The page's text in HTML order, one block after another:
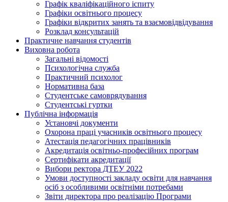
Графік кваліфікаційного іспиту
Графіки освітнього процесу
Графіки відкритих занять та взаємовідвідування
Розклад консультацій
Практичне навчання студентів
Виховна робота
Загальні відомості
Психологічна служба
Практичний психолог
Нормативна база
Студентське самоврядування
Студентські гуртки
Публічна інформація
Установчі документи
Охорона праці учасників освітнього процесу
Атестація педагогічних працівників
Акредитація освітньо-професійних програм
Сертифікати акредитації
Вибори ректора ДТЕУ 2022
Умови доступності закладу освіти для навчання
осіб з особливими освітніми потребами
Звіти директора про реалізацію Програми